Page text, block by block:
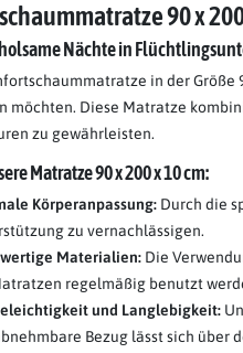
90 x 200
Nächte in
in der
möchten. Diese Matratze
zu gewährleisten.
Matratze 90 x 200 x 10 cm:
Körperanpassung: Durch die
zu vernachlässigen.
Materialien: Die
regelmäßig benutzt
und Langlebigkeit:
Bezug lässt sich über